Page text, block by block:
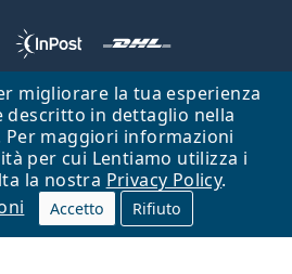
migliorare la tua esperienza
descritto in dettaglio nella
Per maggiori informazioni
per cui Lentiamo utilizza i
la nostra Privacy Policy.
Accetto Rifiuto
37833 Nová Bystřice, Repubblica Ceca.
Partita IVA: CZ26104784
Page
Vai all'inizio
di Lentiamo s.r.o., che ne detiene la
Online - per te - da 18 anni!